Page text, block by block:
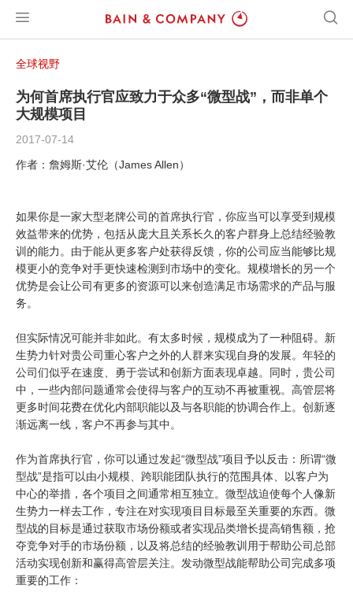
全球视野
为何首席执行官应致力于众多“微型战”，而非单个
大规模项目
2017-07-14
作者：詹姆斯·艾伦（James Allen）
如果你是一家大型老牌公司的首席执行官，你应当可以享受到规模
效益带来的优势，包括从庞大且关系长久的客户群身上总结经验教
训的能力。由于能从更多客户处获得反馈，你的公司应当能够比规
模更小的竞争对手更快速检测到市场中的变化。规模增长的另一个
优势是会让公司有更多的资源可以来创造满足市场需求的产品与服
务。
但实际情况可能并非如此。有太多时候，规模成为了一种阻碍。新
生势力针对贵公司重心客户之外的人群来实现自身的发展。年轻的
公司们似乎在速度、勇于尝试和创新方面表现卓越。同时，贵公司
中，一些内部问题通常会使得与客户的互动不再被重视。高管层将
更多时间花费在优化内部职能以及与各职能的协调合作上。创新逐
渐远离一线，客户不再参与其中。
作为首席执行官，你可以通过发起“微型战”项目予以反击：所谓“微
型战”是指可以由小规模、跨职能团队执行的范围具体、以客户为
中心的举措，各个项目之间通常相互独立。微型战迫使每个人像新
生势力一样去工作，专注在对实现项目目标最至关重要的东西。微
型战的目标是通过获取市场份额或者实现品类增长提高销售额，抢
夺竞争对手的市场份额，以及将总结的经验教训用于帮助公司总部
活动实现创新和赢得高管层关注。发动微型战能帮助公司完成多项
重要的工作：